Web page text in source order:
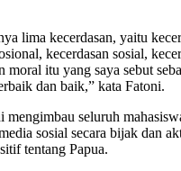
lima kecerdasan, yaitu
kecerdasan sosial,
moral itu yang saya sebut
dan baik,” kata Fatoni.
mengimbau seluruh
sosial secara bijak dan
tentang Papua.